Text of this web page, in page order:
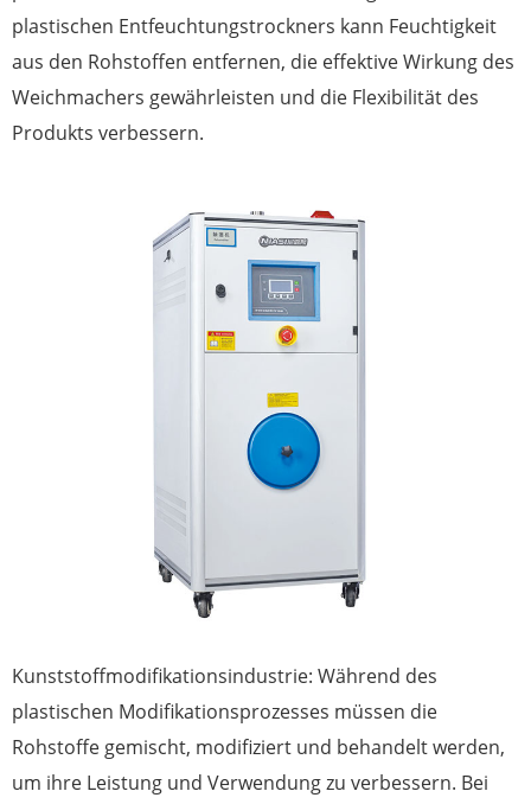
plastischen Entfeuchtungstrockners kann Feuchtigkeit
aus den Rohstoffen entfernen, die effektive Wirkung des
Weichmachers gewährleisten und die Flexibilität des
Produkts verbessern.
Kunststoffmodifikationsindustrie: Während des
plastischen Modifikationsprozesses müssen die
Rohstoffe gemischt, modifiziert und behandelt werden,
um ihre Leistung und Verwendung zu verbessern. Bei